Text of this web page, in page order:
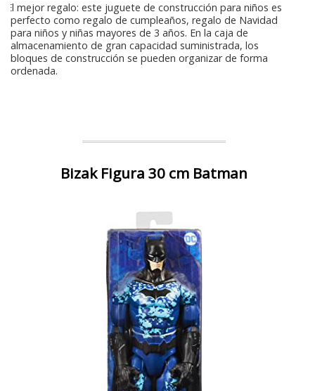
El mejor regalo: este juguete de construcción para niños es
perfecto como regalo de cumpleaños, regalo de Navidad
para niños y niñas mayores de 3 años. En la caja de
almacenamiento de gran capacidad suministrada, los
bloques de construcción se pueden organizar de forma
ordenada.
Bizak Figura 30 cm Batman